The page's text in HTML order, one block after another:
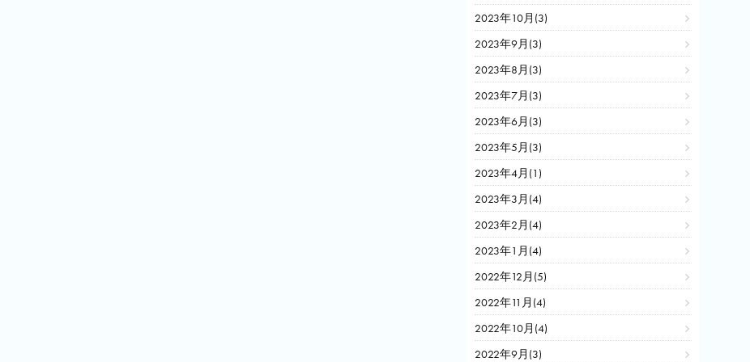
2023年10月(3)
2023年9月(3)
2023年8月(3)
2023年7月(3)
2023年6月(3)
2023年5月(3)
2023年4月(1)
2023年3月(4)
2023年2月(4)
2023年1月(4)
2022年12月(5)
2022年11月(4)
2022年10月(4)
2022年9月(3)